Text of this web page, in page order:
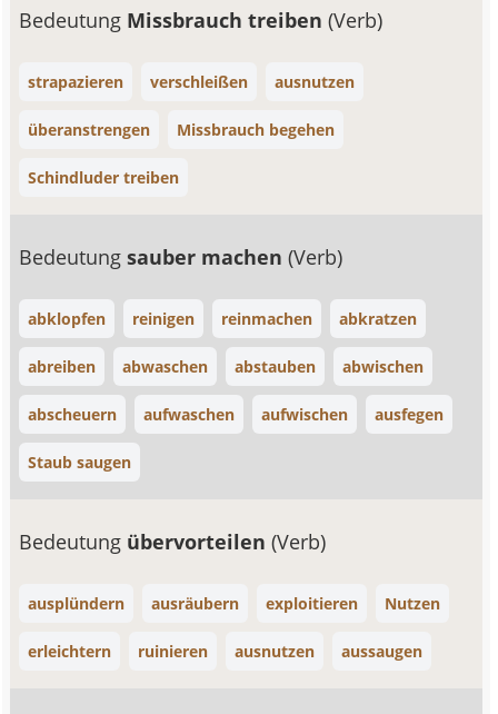
Bedeutung Missbrauch treiben(Verb)
strapazieren verschleißen ausnutzen
überanstrengen Missbrauch begehen
Schindluder treiben
Bedeutungsauber machen(Verb)
abklopfen reinigen reinmachen abkratzen
abreiben abwaschen abstauben abwischen
abscheuern aufwaschen aufwischen ausfegen
Staub saugen
Bedeutung übervorteilen(Verb)
ausplündern ausräubern exploitieren Nutzen
erleichtern ruinieren ausnutzen aussaugen